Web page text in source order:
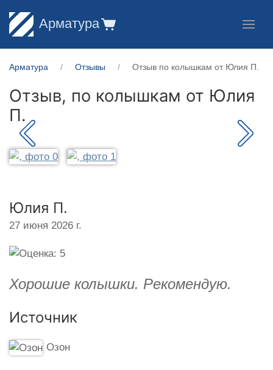
Арматура
Арматура Отзывы Отзыв по колышкам от Юлия П.
Отзыв, по колышкам от Юлия
П.
Юлия П.
27 июня 2026 г.
Хорошие колышки. Рекомендую.
Источник
Озон